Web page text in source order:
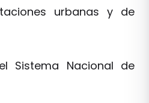
urbanas y de
Sistema Nacional de